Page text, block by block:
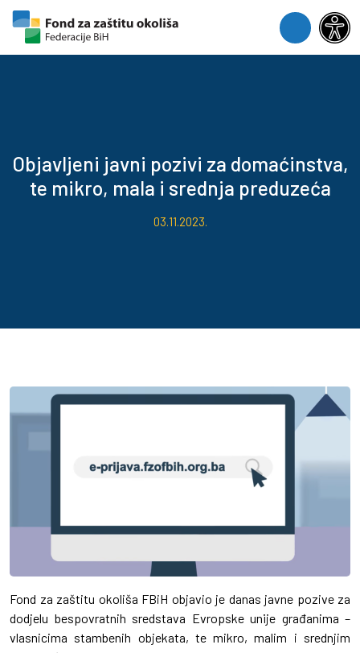
Skip to content
Skip to footer
Menu
Objavljeni javni pozivi za domaćinstva,
te mikro, mala i srednja preduzeća
03.11.2023.
Fond za zaštitu okoliša FBiH objavio je danas javne pozive za
dodjelu bespovratnih sredstava Evropske unije građanima –
vlasnicima stambenih objekata, te mikro, malim i srednjim